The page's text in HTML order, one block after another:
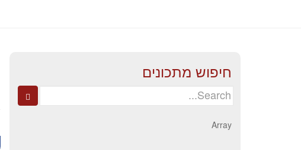
חיפוש מתכונים
Search
Array